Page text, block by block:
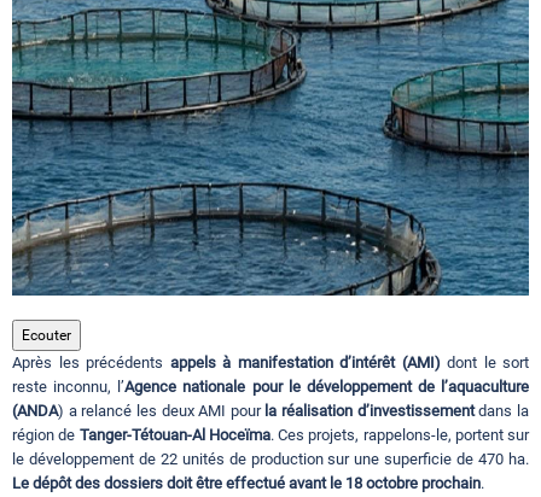
Tourisme
Régions
Hotels
Evenements
Contact
Ecouter
Après les précédents appels à manifestation d’intérêt (AMI) dont le sort
reste inconnu, l’Agence nationale pour le développement de l’aquaculture
(ANDA) a relancé les deux AMI pour la réalisation d’investissementdans la
région de Tanger-Tétouan-Al Hoceïma. Ces projets, rappelons-le, portent sur
le développement de 22 unités de production sur une superficie de 470 ha.
Le dépôt des dossiers doit être effectué avant le 18 octobre prochain.